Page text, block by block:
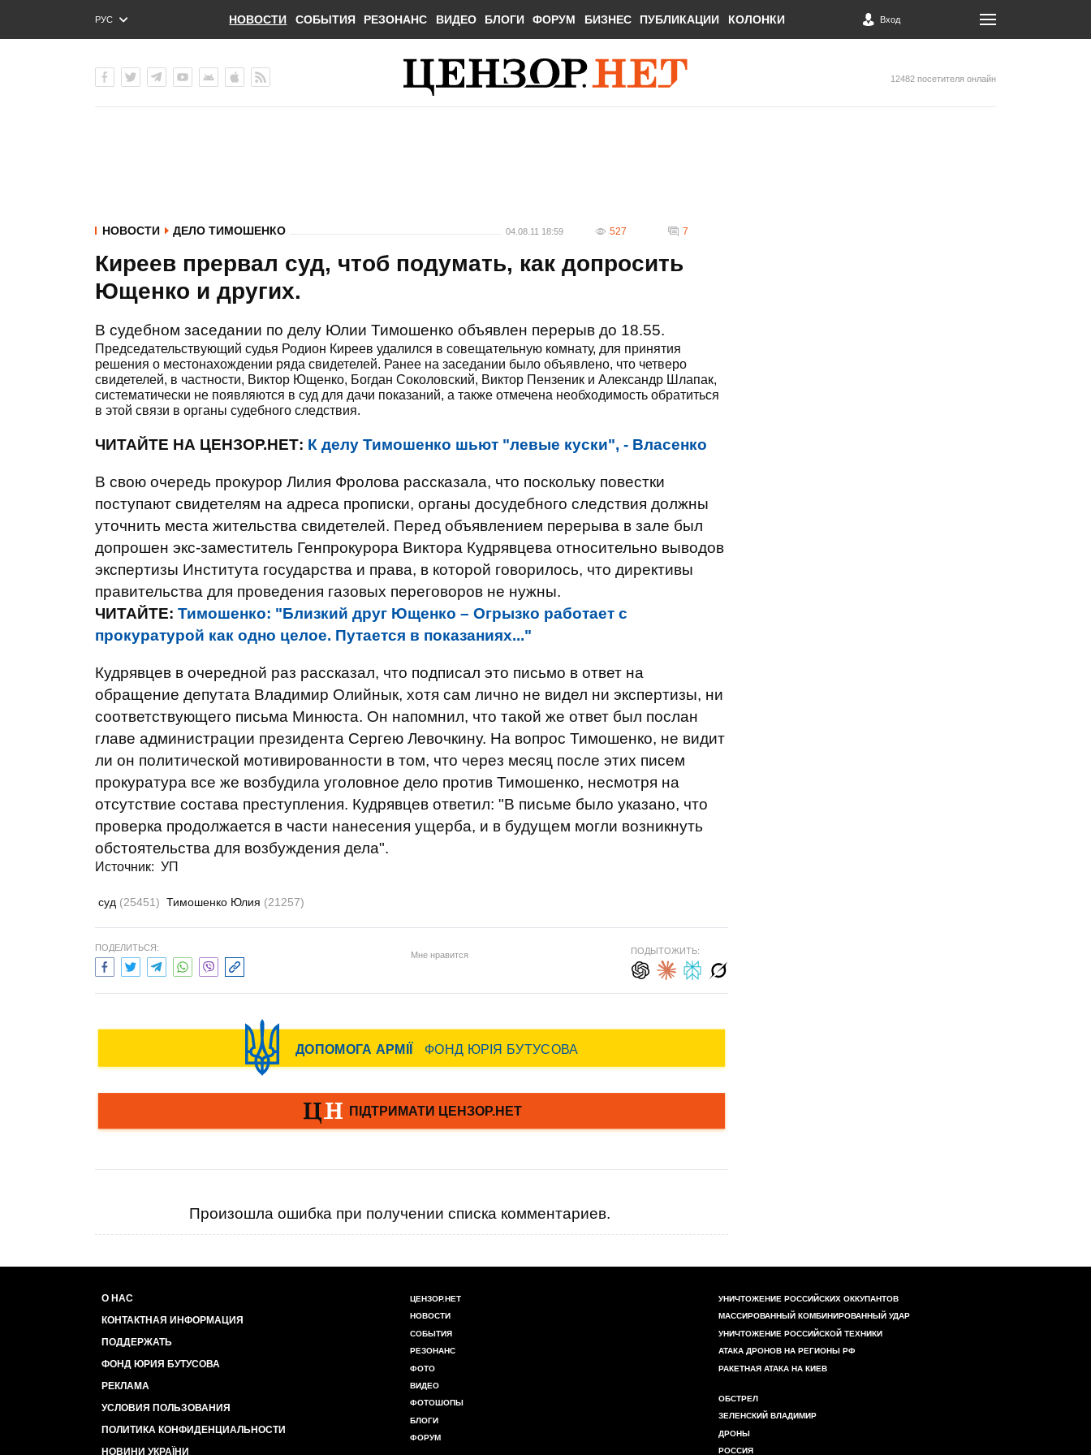
РУС
ENG
НОВОСТИ СОБЫТИЯ РЕЗОНАНС ВИДЕО БЛОГИ ФОРУМ БИЗНЕС ПУБЛИКАЦИИ КОЛОНКИ Вход
12482 посетителя онлайн
НОВОСТИ ДЕЛО ТИМОШЕНКО 04.08.11 18:59 527 7
Киреев прервал суд, чтоб подумать, как допросить
Ющенко и других.
В судебном заседании по делу Юлии Тимошенко объявлен перерыв до 18.55.
Председательствующий судья Родион Киреев удалился в совещательную комнату, для принятия
решения о местонахождении ряда свидетелей. Ранее на заседании было объявлено, что четверо
свидетелей, в частности, Виктор Ющенко, Богдан Соколовский, Виктор Пензеник и Александр Шлапак,
систематически не появляются в суд для дачи показаний, а также отмечена необходимость обратиться
в этой связи в органы судебного следствия.
ЧИТАЙТЕ НА ЦЕНЗОР.НЕТ: К делу Тимошенко шьют "левые куски", - Власенко
В свою очередь прокурор Лилия Фролова рассказала, что поскольку повестки
поступают свидетелям на адреса прописки, органы досудебного следствия должны
уточнить места жительства свидетелей. Перед объявлением перерыва в зале был
допрошен экс-заместитель Генпрокурора Виктора Кудрявцева относительно выводов
экспертизы Института государства и права, в которой говорилось, что директивы
правительства для проведения газовых переговоров не нужны.
ЧИТАЙТЕ: Тимошенко: "Близкий друг Ющенко – Огрызко работает с
прокуратурой как одно целое. Путается в показаниях..."
Кудрявцев в очередной раз рассказал, что подписал это письмо в ответ на
обращение депутата Владимир Олийнык, хотя сам лично не видел ни экспертизы, ни
соответствующего письма Минюста. Он напомнил, что такой же ответ был послан
главе администрации президента Сергею Левочкину. На вопрос Тимошенко, не видит
ли он политической мотивированности в том, что через месяц после этих писем
прокуратура все же возбудила уголовное дело против Тимошенко, несмотря на
отсутствие состава преступления. Кудрявцев ответил: "В письме было указано, что
проверка продолжается в части нанесения ущерба, и в будущем могли возникнуть
обстоятельства для возбуждения дела".
Источник: УП
суд (25451) Тимошенко Юлия (21257)
ПОДЕЛИТЬСЯ:
Мне нравится ПОДЫТОЖИТЬ:
Произошла ошибка при получении списка комментариев.
О НАС
КОНТАКТНАЯ ИНФОРМАЦИЯ
ПОДДЕРЖАТЬ
ФОНД ЮРИЯ БУТУСОВА
РЕКЛАМА
УСЛОВИЯ ПОЛЬЗОВАНИЯ
ПОЛИТИКА КОНФИДЕНЦИАЛЬНОСТИ
НОВИНИ УКРАЇНИ
ЦЕНЗОР.НЕТ
НОВОСТИ
СОБЫТИЯ
РЕЗОНАНС
ФОТО
ВИДЕО
ФОТОШОПЫ
БЛОГИ
ФОРУМ
УНИЧТОЖЕНИЕ РОССИЙСКИХ ОККУПАНТОВ
МАССИРОВАННЫЙ КОМБИНИРОВАННЫЙ УДАР
УНИЧТОЖЕНИЕ РОССИЙСКОЙ ТЕХНИКИ
АТАКА ДРОНОВ НА РЕГИОНЫ РФ
РАКЕТНАЯ АТАКА НА КИЕВ
ОБСТРЕЛ
ЗЕЛЕНСКИЙ ВЛАДИМИР
ДРОНЫ
РОССИЯ